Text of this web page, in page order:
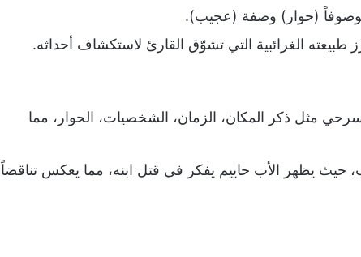
(حوار) وصفة (عجيب).
الغرائبية التي تشوّق القارئ لاستكشاف أحداثه.
مثل ذكر المكان، الزمان، الشخصيات، الحوار، مما
حيث يظهر الأب حاييم يفكر في قتل ابنه، مما يعكس تناقضاً